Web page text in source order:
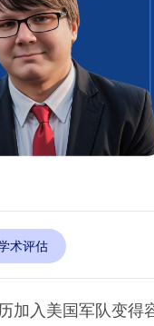
术评估
加入美国军队变得